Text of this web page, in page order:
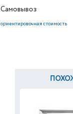
Самовывоз
ориентировочная стоимость